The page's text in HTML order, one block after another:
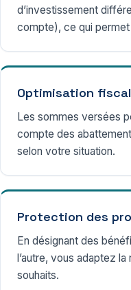
d’investissement
compte), ce qui
Optimisation
Les sommes versées
compte des
selon votre situation.
Protection des
En désignant des
l’autre, vous adaptez
souhaits.